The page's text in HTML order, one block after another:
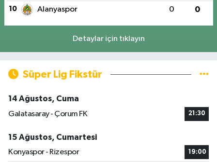
10 Alanyaspor 0 0
Detaylar için tıklayın
Süper Lig Fikstür
14 Ağustos, Cuma
Galatasaray - Çorum FK
21:30
15 Ağustos, Cumartesi
Konyaspor - Rizespor
19:00